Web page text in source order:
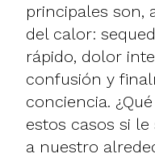
principales son,
del calor:
rápido, dolor
confusión y
conciencia.
estos casos si
a nuestro